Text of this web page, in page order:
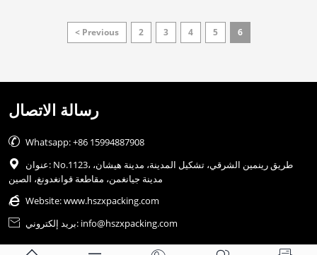
< Previous 2 3 4 5 6
رسالة الاتصال
 Whatsapp: +86 15994887908

عنوان: No.1123، طريق رينمين الشرقي، تشكيل المدينة، مدينة هيشان،
مدينة جيانغمن، مقاطعة قوانغدونغ، الصين
 Website:www.hszxpacking.com
 بريد إلكتروني: info@hszxpacking.com